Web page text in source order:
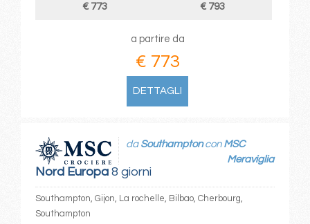
€ 773
€ 793
a partire da
€ 773
DETTAGLI
Nord Europa8 giorni
da Southamptoncon MSC
Meraviglia
Southampton, Gijon, La rochelle, Bilbao, Cherbourg,
Southampton